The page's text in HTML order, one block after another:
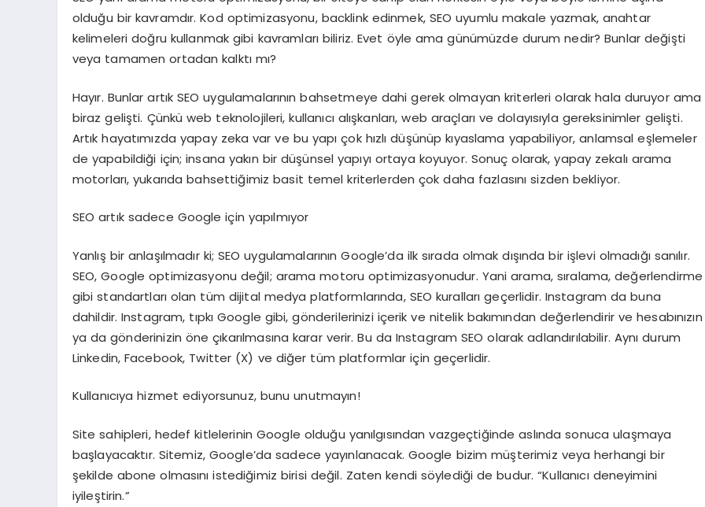
olduğu bir kavramdır. Kod optimizasyonu, backlink edinmek, SEO uyumlu makale yazmak, anahtar
kelimeleri doğru kullanmak gibi kavramları biliriz. Evet öyle ama günümüzde durum nedir? Bunlar değişti
veya tamamen ortadan kalktı mı?
Hayır. Bunlar artık SEO uygulamalarının bahsetmeye dahi gerek olmayan kriterleri olarak hala duruyor ama
biraz gelişti. Çünkü web teknolojileri, kullanıcı alışkanları, web araçları ve dolayısıyla gereksinimler gelişti.
Artık hayatımızda yapay zeka var ve bu yapı çok hızlı düşünüp kıyaslama yapabiliyor, anlamsal eşlemeler
de yapabildiği için; insana yakın bir düşünsel yapıyı ortaya koyuyor. Sonuç olarak, yapay zekalı arama
motorları, yukarıda bahsettiğimiz basit temel kriterlerden çok daha fazlasını sizden bekliyor.
SEO artık sadece Google için yapılmıyor
Yanlış bir anlaşılmadır ki; SEO uygulamalarının Google’da ilk sırada olmak dışında bir işlevi olmadığı sanılır.
SEO, Google optimizasyonu değil; arama motoru optimizasyonudur. Yani arama, sıralama, değerlendirme
gibi standartları olan tüm dijital medya platformlarında, SEO kuralları geçerlidir. Instagram da buna
dahildir. Instagram, tıpkı Google gibi, gönderilerinizi içerik ve nitelik bakımından değerlendirir ve hesabınızın
ya da gönderinizin öne çıkarılmasına karar verir. Bu da Instagram SEO olarak adlandırılabilir. Aynı durum
Linkedin, Facebook, Twitter (X) ve diğer tüm platformlar için geçerlidir.
Kullanıcıya hizmet ediyorsunuz, bunu unutmayın!
Site sahipleri, hedef kitlelerinin Google olduğu yanılgısından vazgeçtiğinde aslında sonuca ulaşmaya
başlayacaktır. Sitemiz, Google’da sadece yayınlanacak. Google bizim müşterimiz veya herhangi bir
şekilde abone olmasını istediğimiz birisi değil. Zaten kendi söylediği de budur. “Kullanıcı deneyimini
iyileştirin.”